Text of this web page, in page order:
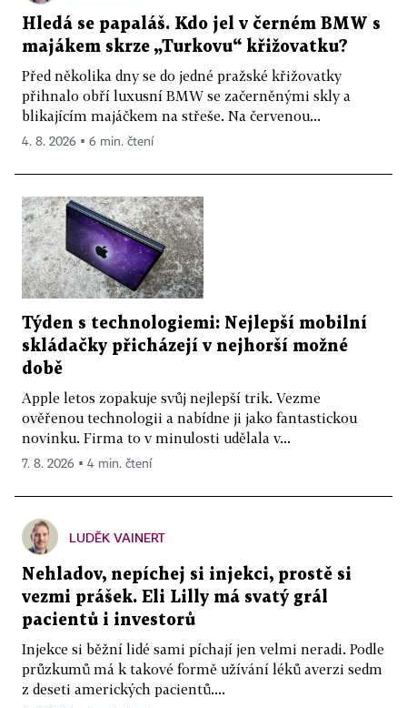
Hledá se papaláš. Kdo jel v černém BMW s
majákem skrze „Turkovu“ křižovatku?
Před několika dny se do jedné pražské křižovatky
přihnalo obří luxusní BMW se začerněnými skly a
blikajícím majáčkem na střeše. Na červenou...
4. 8. 2026 ▪ 6 min. čtení
Týden s technologiemi: Nejlepší mobilní
skládačky přicházejí v nejhorší možné
době
Apple letos zopakuje svůj nejlepší trik. Vezme
ověřenou technologii a nabídne ji jako fantastickou
novinku. Firma to v minulosti udělala v...
7. 8. 2026 ▪ 4 min. čtení
LUDĚK VAINERT
Nehladov, nepíchej si injekci, prostě si
vezmi prášek. Eli Lilly má svatý grál
pacientů i investorů
Injekce si běžní lidé sami píchají jen velmi neradi. Podle
průzkumů má k takové formě užívání léků averzi sedm
z deseti amerických pacientů....